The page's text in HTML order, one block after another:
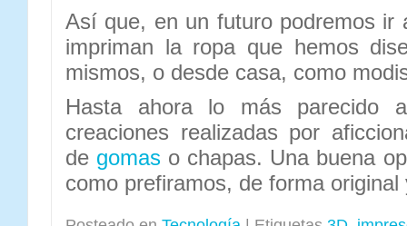
Así que, en un futuro podremos ir
impriman la ropa que hemos
mismos, o desde casa, como
Hasta ahora lo más parecido
creaciones realizadas por
de gomas o chapas. Una buena
como prefiramos, de forma original